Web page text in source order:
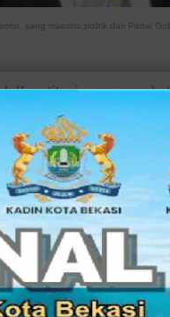
sang maestro politik dari Partai
Konstitusi, yang
lalu, memupus
dan
Pemilu.
perolehan kursi
pemilihan yang
sisa harus dengan
terancam gagal jadi